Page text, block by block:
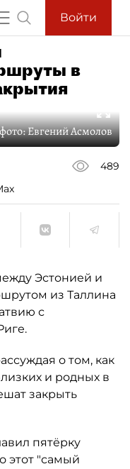
Войти
в
Евгений Асмолов
489
Эстонией и
из Таллина
с
о том, как
и родных в
закрыть
пятёрку
этот "самый